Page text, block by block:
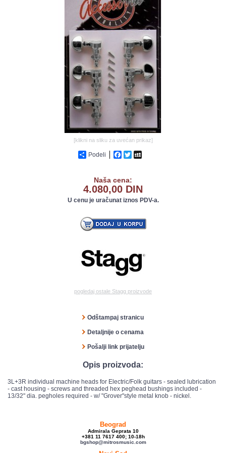
GALERIJA
[klikni na sliku za uvećan prikaz]
Podeli Facebook
Twitter
Naša cena:
4.080,00 DIN
U cenu je uračunat iznos PDV-a.
pogledaj ostale Stagg proizvode
Odštampaj stranicu
Detaljnije o cenama
Pošalji link prijatelju
Opis proizvoda:
3L+3R individual machine heads for Electric/Folk guitars - sealed lubrication
- cast housing - screws and threaded hex peghead bushings included -
13/32" dia. pegholes required - w/ "Grover"style metal knob - nickel.
Beograd
Admirala Geprata 10
+381 11 7617 400; 10-18h
bgshop@mitrosmusic.com